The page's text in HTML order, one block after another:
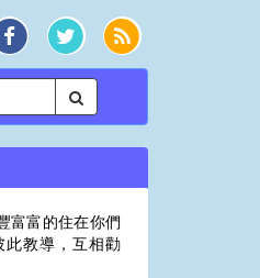
富富的住在你們
教導，互相勸